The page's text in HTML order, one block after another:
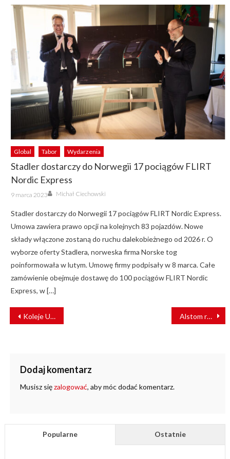
Global Tabor Wydarzenia
Stadler dostarczy do Norwegii 17 pociągów FLIRT
Nordic Express
Posted
on
9 marca 2023 Author
Michał Ciechowski
Stadler dostarczy do Norwegii 17 pociągów FLIRT Nordic Express.
Umowa zawiera prawo opcji na kolejnych 83 pojazdów. Nowe
składy włączone zostaną do ruchu dalekobieżnego od 2026 r. O
wyborze oferty Stadlera, norweska firma Norske tog
poinformowała w lutym. Umowę firmy podpisały w 8 marca. Całe
zamówienie obejmuje dostawę do 100 pociągów FLIRT Nordic
Express, w […]
NAWIGACJA
WPISU
Koleje Ukraińskie otworzą na największych dworcach covidowe laboratoria testowe Alstom rozpoczyna współpracę z Politechniką Warszawską
Dodaj komentarz
Musisz sięzalogować, aby móc dodać komentarz.
Popularne Ostatnie